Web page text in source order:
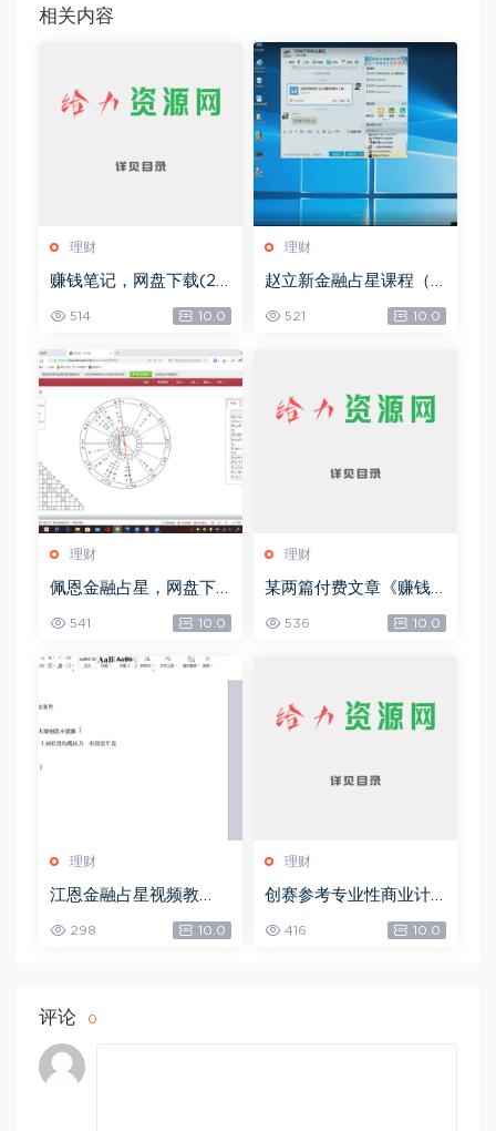
相关内容
理财
赚钱笔记，网盘下载(22.
514 10.0
理财
赵立新金融占星课程（2
017年度），网盘下载(4
9.14G)
521 10.0
理财
佩恩金融占星，网盘下
541 10.0
理财
某两篇付费文章《赚钱
的境界》+《流量密码暗
黑版》，网盘下载(10.41
536 10.0
理财
江恩金融占星视频教
程，网盘下载(9.96G)
298 10.0
理财
创赛参考专业性商业计
划书-创业方向，网盘下
载(539.32M)
416 10.0
评论 0